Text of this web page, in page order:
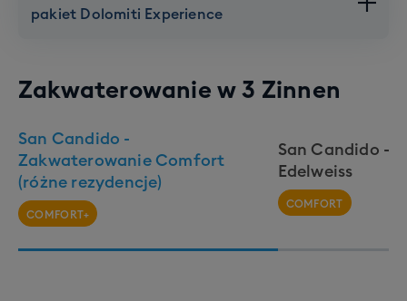
3 Zinnen
115 km tras 11 orczyków
pakiet Dolomiti Experience
Cortina d Ampezzo
Zakwaterowanie w3 Zinnen
San Candido -
Zakwaterowanie Comfort
(różne rezydencje)
COMFORT+
San Candido -
Edelweiss
COMFORT